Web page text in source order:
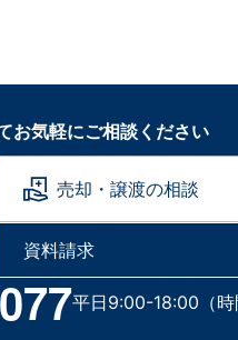
お気軽にご相談ください
売却・譲渡の相談
資料請求
平日9:00-18:00（